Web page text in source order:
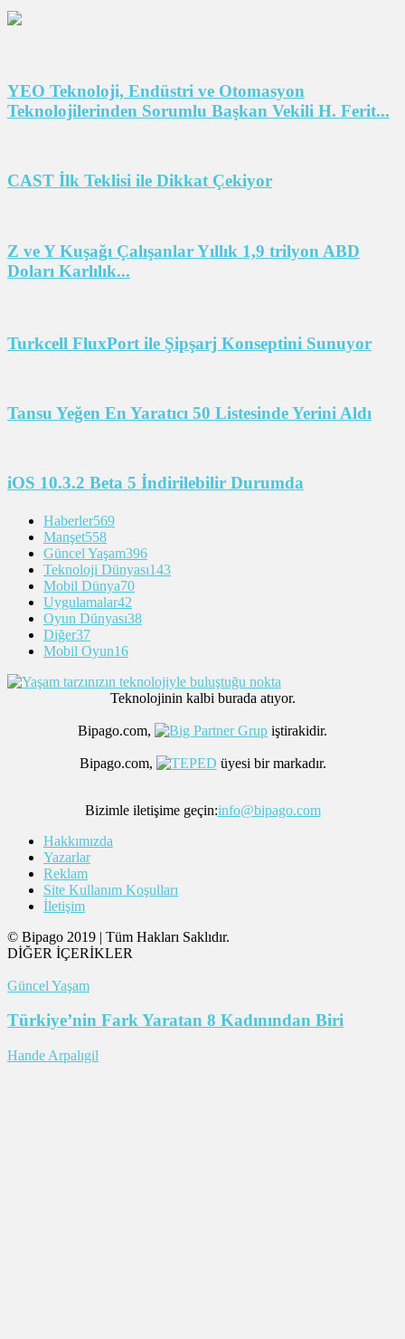
YEO Teknoloji, Endüstri ve Otomasyon
Teknolojilerinden Sorumlu Başkan Vekili H. Ferit...
CAST İlk Teklisi ile Dikkat Çekiyor
Z ve Y Kuşağı Çalışanlar Yıllık 1,9 trilyon ABD
Doları Karlılık...
Turkcell FluxPort ile Şipşarj Konseptini Sunuyor
Tansu Yeğen En Yaratıcı 50 Listesinde Yerini Aldı
iOS 10.3.2 Beta 5 İndirilebilir Durumda
Haberler569
Manşet558
Güncel Yaşam396
Teknoloji Dünyası143
Mobil Dünya70
Uygulamalar42
Oyun Dünyası38
Diğer37
Mobil Oyun16
Teknolojinin kalbi burada atıyor.
Bipago.com, iştirakidir.
Bipago.com, üyesi bir markadır.
Bizimle iletişime geçin:info@bipago.com
Hakkımızda
Yazarlar
Reklam
Site Kullanım Koşulları
İletişim
© Bipago 2019 | Tüm Hakları Saklıdır.
DİĞER İÇERİKLER
Güncel Yaşam
Türkiye’nin Fark Yaratan 8 Kadınından Biri
Hande Arpalıgil